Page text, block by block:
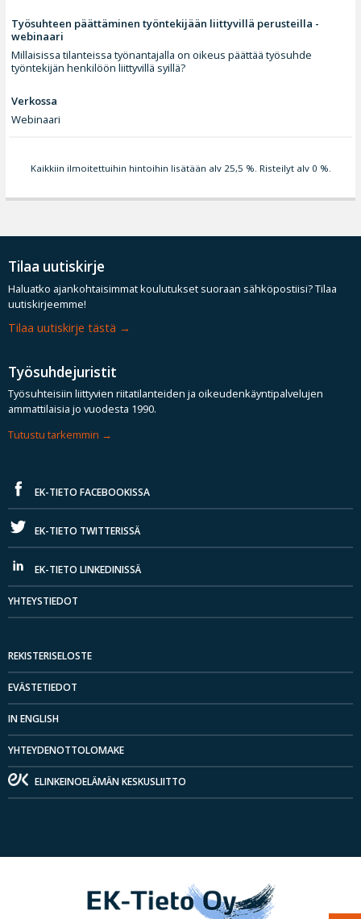
Työsuhteen päättäminen työntekijään liittyvillä perusteilla -
webinaari
Millaisissa tilanteissa työnantajalla on oikeus päättää työsuhde
työntekijän henkilöön liittyvillä syillä?
Verkossa
Webinaari
Kaikkiin ilmoitettuihin hintoihin lisätään alv 25,5 %. Risteilyt alv 0 %.
Tilaa uutiskirje
Haluatko ajankohtaisimmat koulutukset suoraan sähköpostiisi? Tilaa
uutiskirjeemme!
Tilaa uutiskirje tästä
Työsuhdejuristit
Työsuhteisiin liittyvien riitatilanteiden ja oikeudenkäyntipalvelujen
ammattilaisia jo vuodesta 1990.
Tutustu tarkemmin
EK-TIETO FACEBOOKISSA
EK-TIETO TWITTERISSÄ
EK-TIETO LINKEDINISSÄ
YHTEYSTIEDOT
REKISTERISELOSTE
EVÄSTETIEDOT
IN ENGLISH
YHTEYDENOTTOLOMAKE
ELINKEINOELÄMÄN KESKUSLIITTO